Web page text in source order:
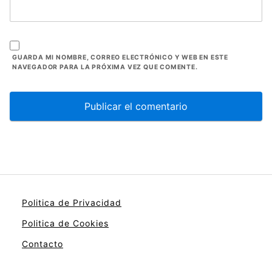
GUARDA MI NOMBRE, CORREO ELECTRÓNICO Y WEB EN ESTE
NAVEGADOR PARA LA PRÓXIMA VEZ QUE COMENTE.
Politica de Privacidad
Politica de Cookies
Contacto